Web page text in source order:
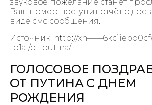
звуковое пожелание станет
Ваш номер поступит отчёт о
виде смс сообщения.
Источник: http://
-p1ai/ot-putina/
ГОЛОСОВОЕ
ОТ ПУТИНА С ДНЕМ
РОЖДЕНИЯ